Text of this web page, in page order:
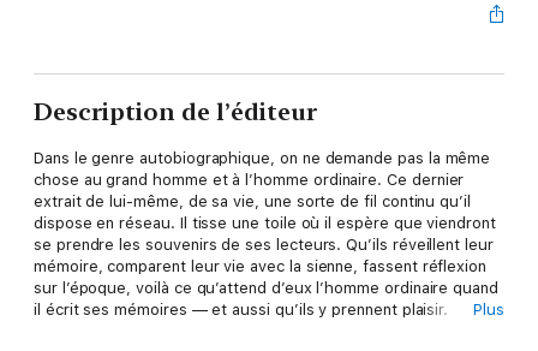
Description de l’éditeur
Dans le genre autobiographique, on ne demande pas la même
chose au grand homme et à l’homme ordinaire. Ce dernier
extrait de lui-même, de sa vie, une sorte de fil continu qu’il
dispose en réseau. Il tisse une toile où il espère que viendront
se prendre les souvenirs de ses lecteurs. Qu’ils réveillent leur
mémoire, comparent leur vie avec la sienne, fassent réflexion
sur l’époque, voilà ce qu’attend d’eux l’homme ordinaire quand
il écrit ses mémoires — et aussi qu’ils y prennent plaisir.
Plus